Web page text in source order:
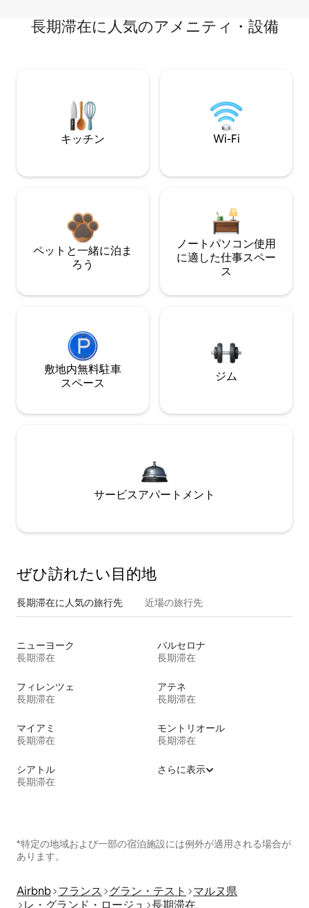
長期滞在に人気のアメニティ・設備
キッチン Wi-Fi
ペットと一緒に泊ま
ろう
ノートパソコン使用
に適した仕事スペー
ス
敷地内無料駐⁠車
ス⁠ペ⁠ー⁠ス
ジム
サービスアパートメント
ぜひ訪⁠れ⁠た⁠い目⁠的⁠地
長期滞在に人気の旅行先 近場の旅行先
ニューヨーク
長期滞在
バルセロナ
長期滞在
フィレンツェ
長期滞在
アテネ
長期滞在
マイアミ
長期滞在
モントリオール
長期滞在
シアトル
長期滞在
さらに表示
*特定の地域および一部の宿泊施設には例外が適用される場合が
あります。
Airbnb フランス グラン・テスト
マルヌ県
レ・グランド・ロージュ
長期滞在